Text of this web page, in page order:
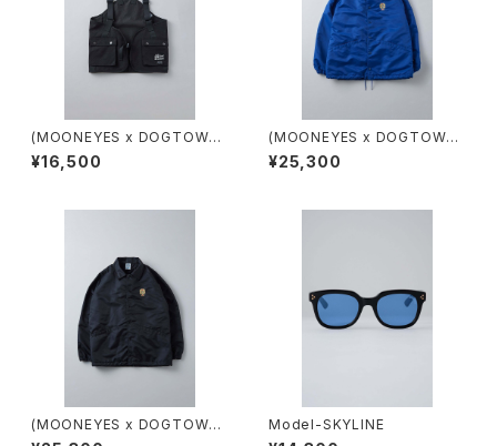
(MOONEYES x DOGTOWN
x BLUCO) ユーティリティーベ
スト
¥16,500
(MOONEYES x DOGTOWN
x BLUCO) BLUE コーチジャケ
ット
¥25,300
(MOONEYES x DOGTOWN
x BLUCO) コーチジャケット
Model-SKYLINE